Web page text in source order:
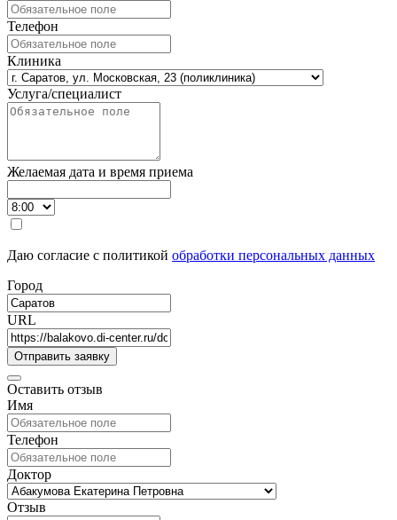
Телефон
Клиника
Услуга/специалист
Желаемая дата и время приема
Даю согласие с политикой обработки персональных данных
Город
URL
Оставить отзыв
Имя
Телефон
Доктор
Отзыв